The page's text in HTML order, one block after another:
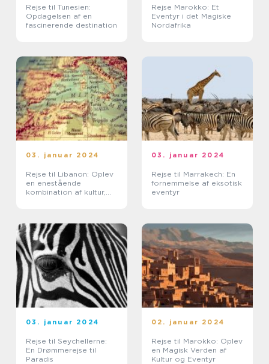
Rejse til Tunesien:
Opdagelsen af en
fascinerende destination
Rejse Marokko: Et
Eventyr i det Magiske
Nordafrika
03. januar 2024
Rejse til Libanon: Oplev
en enestående
kombination af kultur,
03. januar 2024
Rejse til Marrakech: En
fornemmelse af eksotisk
eventyr
03. januar 2024
Rejse til Seychellerne:
En Drømmerejse til
Paradis
02. januar 2024
Rejse til Marokko: Oplev
en Magisk Verden af
Kultur og Eventyr